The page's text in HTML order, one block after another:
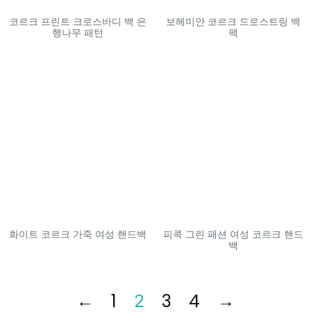
코르크 프린트 크로스바디 백 은
행나무 패턴
보헤미안 코르크 드로스트링 백
팩
화이트 코르크 가죽 여성 핸드백
피콕 그린 패션 여성 코르크 핸드
백
← 1 2 3 4 →